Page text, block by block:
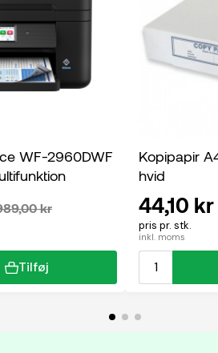
WF-2960DWF
kr
Tilføj
Kopipapir
hvid
pris pr. stk.
inkl. moms
44,10 kr